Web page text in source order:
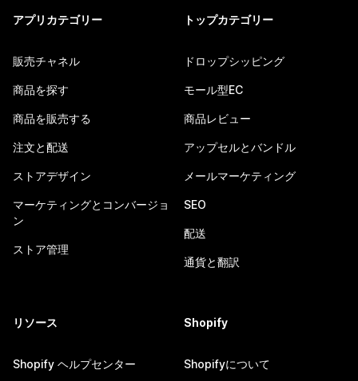
アプリカテゴリー
販売チャネル
商品を探す
商品を販売する
注文と配送
ストアデザイン
マーケティングとコンバージョ
ン
ストア管理
トップカテゴリー
ドロップシッピング
モール型EC
商品レビュー
アップセルとバンドル
メールマーケティング
SEO
配送
通貨と翻訳
リソース
Shopify ヘルプセンター
Shopify
Shopifyについて